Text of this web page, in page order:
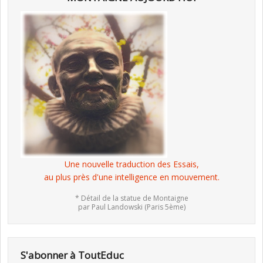
Une nouvelle traduction des Essais,
au plus près d'une intelligence en mouvement.
* Détail de la statue de Montaigne
par Paul Landowski (Paris 5ème)
S'abonner à ToutEduc